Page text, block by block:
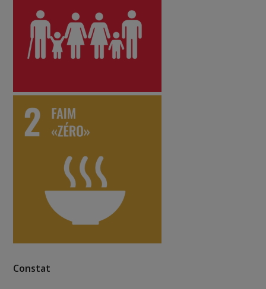
Constat